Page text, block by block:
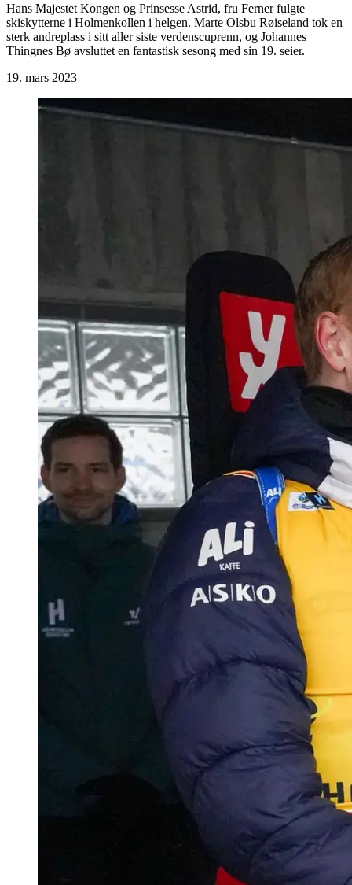
Hans Majestet Kongen og Prinsesse Astrid, fru Ferner fulgte
skiskytterne i Holmenkollen i helgen. Marte Olsbu Røiseland tok en
sterk andreplass i sitt aller siste verdenscuprenn, og Johannes
Thingnes Bø avsluttet en fantastisk sesong med sin 19. seier.
19. mars 2023